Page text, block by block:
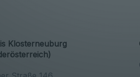
Klosterneuburg